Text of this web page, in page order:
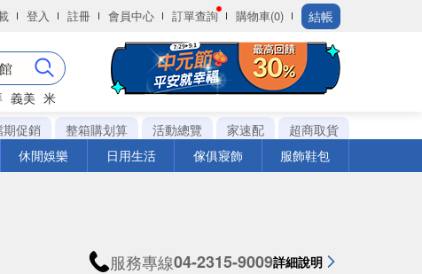
登入 註冊 會員中心 訂單查詢 購物車(0) 結帳
義美 米
期促銷 整箱購划算 活動總覽 家速配
超商取貨
休閒娛樂 日用生活 傢俱寢飾 服飾鞋包
服務專線04-2315-9009詳細說明